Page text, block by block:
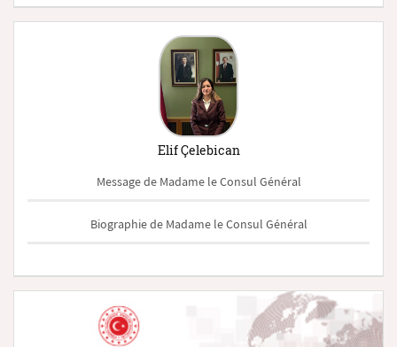
Elif Çelebican
Message de Madame le Consul Général
Biographie de Madame le Consul Général